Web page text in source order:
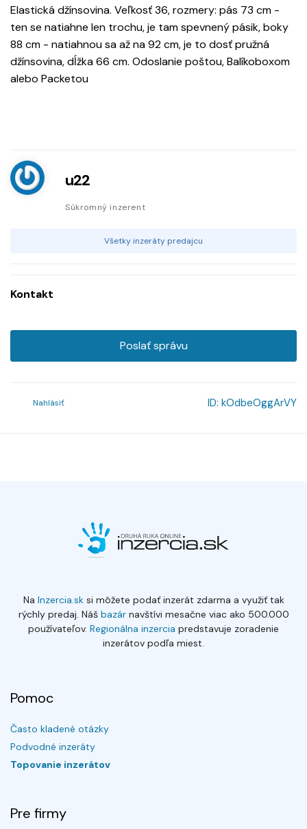
Elastická džínsovina. Veľkosť 36, rozmery: pás 73 cm -
ten se natiahne len trochu, je tam spevnený pásik, boky
88 cm - natiahnou sa až na 92 cm, je to dosť pružná
džínsovina, dĺžka 66 cm. Odoslanie poštou, Balíkoboxom
alebo Packetou
u22
Súkromný inzerent
Všetky inzeráty predajcu
Kontakt
Poslať správu
Nahlásiť ID: kOdbeOggArVY
Na Inzercia.sksi môžete podať inzerát zdarma a využiť tak
rýchly predaj. Náš bazárnavštívi mesačne viac ako 500.000
používateľov. Regionálna inzercia predstavuje zoradenie
inzerátov podľa miest.
Pomoc
Často kladené otázky
Podvodné inzeráty
Topovanie inzerátov
Pre firmy